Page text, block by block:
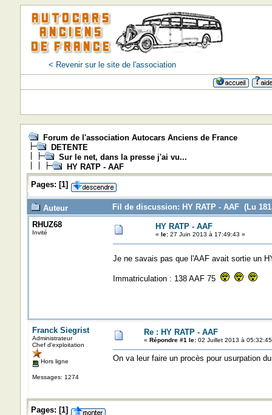
< Revenir sur le site de l'association
Forum de l'association Autocars Anciens de France
DETENTE
Sur le net, dans la presse j'ai vu...
HY RATP - AAF
Pages: [1]
Auteur
Fil de discussion: HY RATP - AAF (Lu
RHUZ68
Invité
HY RATP - AAF
« le:27 Juin 2013 à 17:49:43 »
Je ne savais pas que l'AAF avait sortie un
Immatriculation : 138 AAF 75
Franck Siegrist
Administrateur
Chef d'exploitation
Hors ligne
Messages: 1274
Re : HY RATP - AAF
« Répondre #1 le:02 Juillet 2013 à
On va leur faire un procès pour usurpation
Pages: [1]